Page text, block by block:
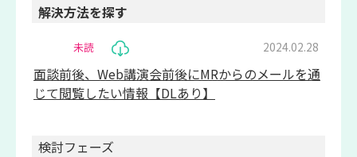
解決方法を探す
未読
面談前後、Web講演会前後にMRからのメールを通
じて閲覧したい情報【DLあり】
2024.02.28
検討フェーズ